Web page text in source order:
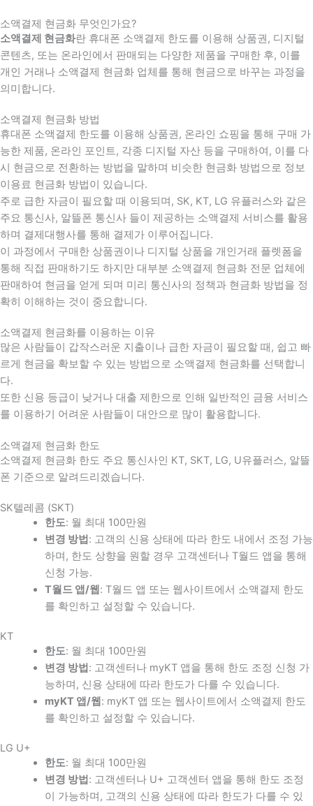
소액결제 현금화 무엇인가요?
소액결제 현금화란 휴대폰 소액결제 한도를 이용해 상품권, 디지털
콘텐츠, 또는 온라인에서 판매되는 다양한 제품을 구매한 후, 이를
개인 거래나 소액결제 현금화 업체를 통해 현금으로 바꾸는 과정을
의미합니다.
소액결제 현금화 방법
휴대폰 소액결제 한도를 이용해 상품권, 온라인 쇼핑을 통해 구매 가
능한 제품, 온라인 포인트, 각종 디지털 자산 등을 구매하여, 이를 다
시 현금으로 전환하는 방법을 말하며 비슷한 현금화 방법으로 정보
이용료 현금화 방법이 있습니다.
주로 급한 자금이 필요할 때 이용되며, SK, KT, LG 유플러스와 같은
주요 통신사, 알뜰폰 통신사 들이 제공하는 소액결제 서비스를 활용
하며 결제대행사를 통해 결제가 이루어집니다.
이 과정에서 구매한 상품권이나 디지털 상품을 개인거래 플렛폼을
통해 직접 판매하기도 하지만 대부분 소액결제 현금화 전문 업체에
판매하여 현금을 얻게 되며 미리 통신사의 정책과 현금화 방법을 정
확히 이해하는 것이 중요합니다.
소액결제 현금화를 이용하는 이유
많은 사람들이 갑작스러운 지출이나 급한 자금이 필요할 때 , 쉽고 빠
르게 현금을 확보할 수 있는 방법으로 소액결제 현금화를 선택합니
다.
또한 신용 등급이 낮거나 대출 제한으로 인해 일반적인 금융 서비스
를 이용하기 어려운 사람들이 대안으로 많이 활용합니다.
소액결제 현금화 한도
소액결제 현금화 한도 주요 통신사인 KT, SKT, LG, U유플러스, 알뜰
폰 기준으로 알려드리겠습니다.
SK텔레콤 (SKT)
한도: 월 최대 100만원
변경 방법 : 고객의 신용 상태에 따라 한도 내에서 조정 가능
하며, 한도 상향을 원할 경우 고객센터나 T월드 앱을 통해
신청 가능.
T월드 앱/웹 : T월드 앱 또는 웹사이트에서 소액결제 한도
를 확인하고 설정할 수 있습니다.
KT
한도: 월 최대 100만원
변경 방법 : 고객센터나 myKT 앱을 통해 한도 조정 신청 가
능하며, 신용 상태에 따라 한도가 다를 수 있습니다.
myKT 앱/웹 : myKT 앱 또는 웹사이트에서 소액결제 한도
를 확인하고 설정할 수 있습니다.
LG U+
한도: 월 최대 100만원
변경 방법 : 고객센터나 U+ 고객센터 앱을 통해 한도 조정
이 가능하며, 고객의 신용 상태에 따라 한도가 다를 수 있